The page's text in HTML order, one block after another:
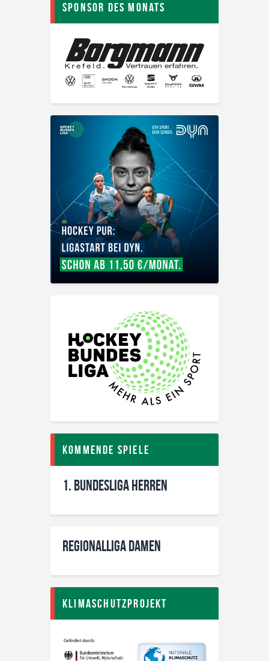
Sponsor des Monats
Kommende Spiele
1. Bundesliga Herren
Regionalliga Damen
Klimaschutzprojekt